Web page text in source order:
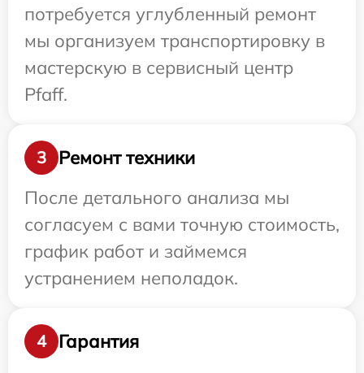
потребуется углубленный ремонт
мы организуем транспортировку в
мастерскую в сервисный центр
Pfaff.
3
Ремонт техники
После детального анализа мы
согласуем с вами точную стоимость,
график работ и займемся
устранением неполадок.
4
Гарантия